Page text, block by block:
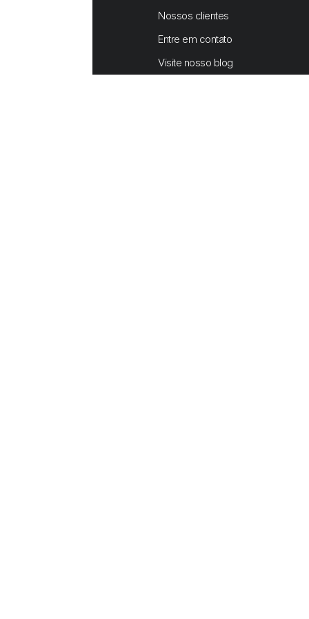
Nossos clientes
Entre em contato
Visite nosso blog